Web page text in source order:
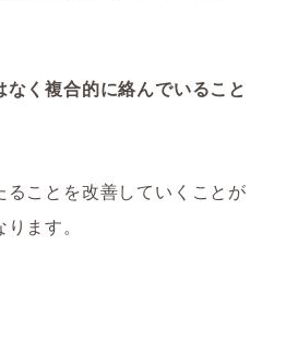
く複合的に絡んでいること
ることを改善していくことが
ます。